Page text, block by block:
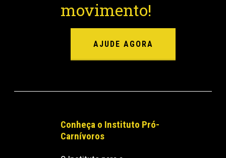
movimento!
AJUDE AGORA
Conheça o Instituto Pró-
Carnívoros